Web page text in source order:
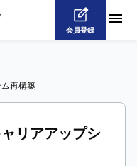
会員登録
再構築
リアアップシ